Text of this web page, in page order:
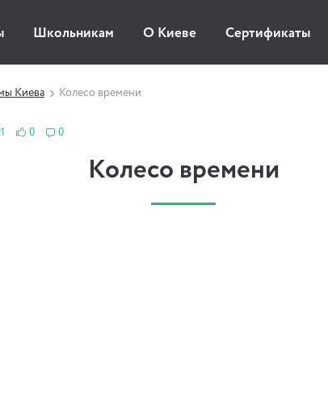
Школьникам О Киеве Сертификаты
Киева Колесо времени
0 0
Колесо времени